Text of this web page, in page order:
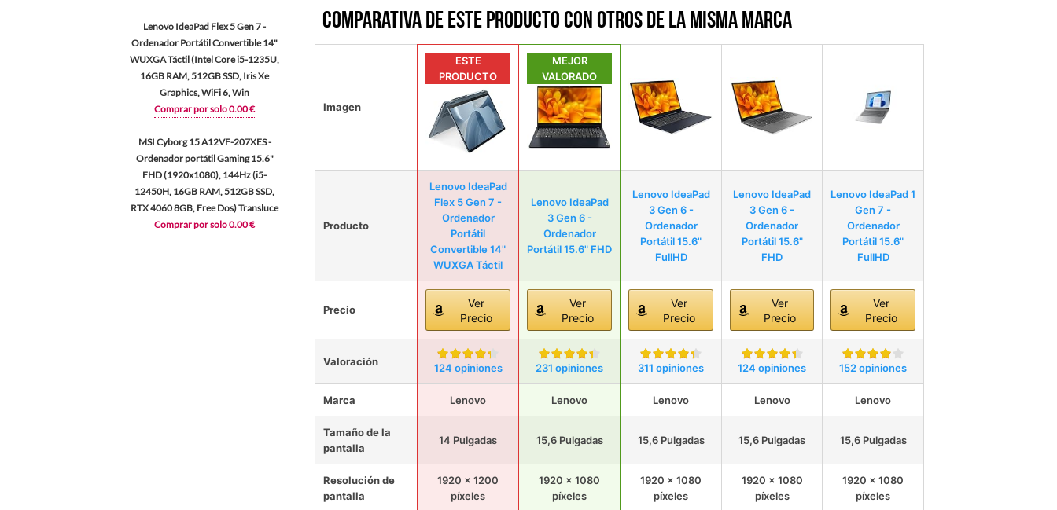
Lenovo IdeaPad Flex 5 Gen 7 -
Ordenador Portátil Convertible 14"
WUXGA Táctil (Intel Core i5-1235U,
16GB RAM, 512GB SSD, Iris Xe
Graphics, WiFi 6, Win
Comprar por solo 0.00 €
MSI Cyborg 15 A12VF-207XES -
Ordenador portátil Gaming 15.6"
FHD (1920x1080), 144Hz (i5-
12450H, 16GB RAM, 512GB SSD,
RTX 4060 8GB, Free Dos) Transluce
Comprar por solo 0.00 €
Comparativa de este producto con otros de la misma marca
Imagen
ESTE
PRODUCTO
MEJOR
VALORADO
Producto
Lenovo IdeaPad
Flex 5 Gen 7 -
Ordenador
Portátil
Convertible 14"
WUXGA Táctil
Lenovo IdeaPad
3 Gen 6 -
Ordenador
Portátil 15.6" FHD
Lenovo IdeaPad
3 Gen 6 -
Ordenador
Portátil 15.6"
FullHD
Lenovo IdeaPad
3 Gen 6 -
Ordenador
Portátil 15.6"
FHD
Lenovo IdeaPad 1
Gen 7 -
Ordenador
Portátil 15.6"
FullHD
Precio
Ver
Precio
Ver
Precio
Ver
Precio
Ver
Precio
Ver
Precio
Valoración 124 opiniones 231 opiniones 311 opiniones 124 opiniones 152 opiniones
Marca Lenovo Lenovo Lenovo Lenovo Lenovo
Tamaño de la
pantalla
14 Pulgadas 15,6 Pulgadas 15,6 Pulgadas 15,6 Pulgadas 15,6 Pulgadas
Resolución de
pantalla
1920 x 1200
píxeles
1920 x 1080
píxeles
1920 x 1080
píxeles
1920 x 1080
píxeles
1920 x 1080
píxeles